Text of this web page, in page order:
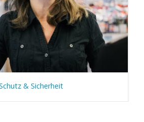
& Sicherheit